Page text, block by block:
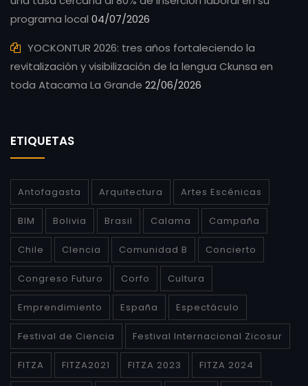
programa local 04/07/2026
YOCKONTUR 2026: tres años fortaleciendo la
revitalización y visibilización de la lengua Ckunsa en
toda Atacama La Grande 22/06/2026
ETIQUETAS
Antofagasta Arquitectura Artes Escénicas
BIM Bolivia Brasil Calama Campaña
Chile CIencia Comunidad B Concierto
Congreso Futuro Corfo Cultura
Emprendimiento España Espectáculo
Festival de Ciencia Festival Internacional Zicosur
FITZA FITZA2021 FITZA 2023 FITZA 2024